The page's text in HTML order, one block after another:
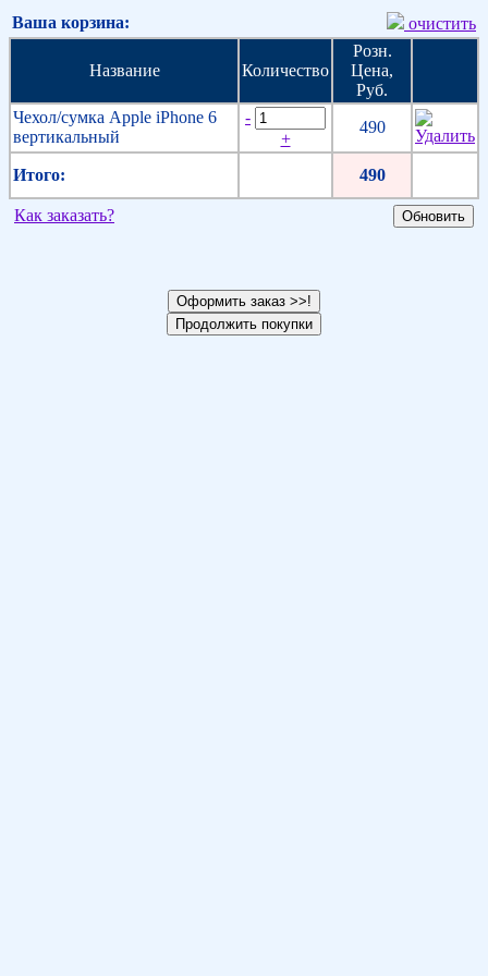
Ваша корзина: очистить
Название Количество
Розн.
Цена,
Руб.
Чехол/сумка Apple iPhone 6
вертикальный
-
+
490
Итого: 490
Как заказать?